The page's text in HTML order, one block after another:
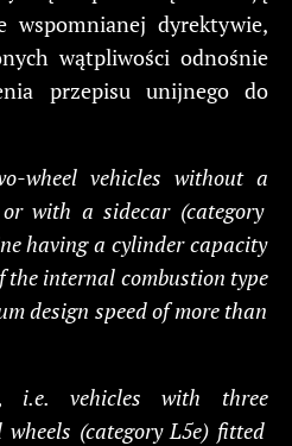
wspomnianej dyrektywie,
wątpliwości odnośnie
przepisu unijnego do
wheelvehicles withouta
orwith a sidecar(category
havinga cylindercapacity
the internal combustion type
design speedofmorethan
i.e. vehicles with three
wheels (categoryL5e) fitted